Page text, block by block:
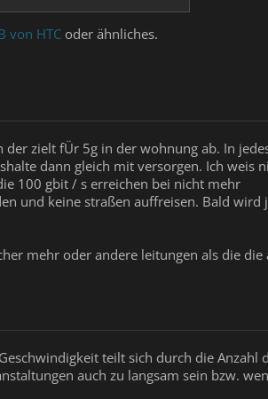
von HTC oder ähnliches.
zielt fÜr 5g in der wohnung ab. In
dann gleich mit versorgen. Ich weis
100 gbit / s erreichen bei nicht mehr
und keine straßen auffreisen. Bald wird
mehr oder andere leitungen als die die
teilt sich durch die Anzahl
auch zu langsam sein bzw.